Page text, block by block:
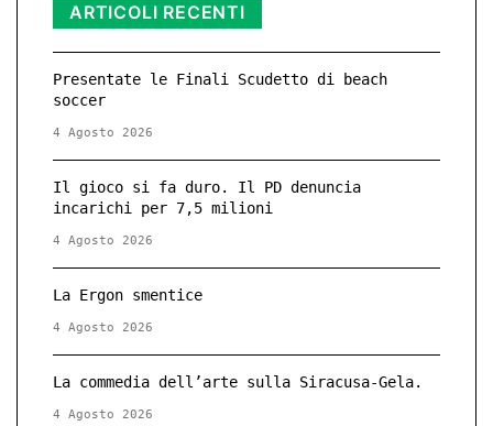
ARTICOLI RECENTI
Presentate le Finali Scudetto di beach
soccer
4 Agosto 2026
Il gioco si fa duro. Il PD denuncia
incarichi per 7,5 milioni
4 Agosto 2026
La Ergon smentice
4 Agosto 2026
La commedia dell’arte sulla Siracusa-Gela.
4 Agosto 2026